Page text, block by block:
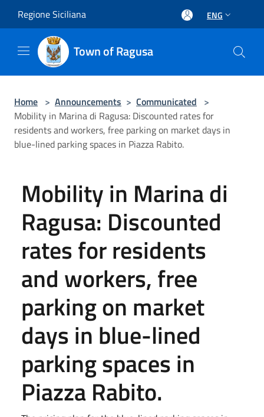
Regione Siciliana ENG
Town of Ragusa
Home > Announcements > Communicated >
Mobility in Marina di Ragusa: Discounted rates for
residents and workers, free parking on market days in
blue-lined parking spaces in Piazza Rabito.
Mobility in Marina di
Ragusa: Discounted
rates for residents
and workers, free
parking on market
days in blue-lined
parking spaces in
Piazza Rabito.